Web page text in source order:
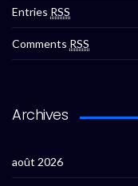
Entries RSS
Comments RSS
Archives
août 2026